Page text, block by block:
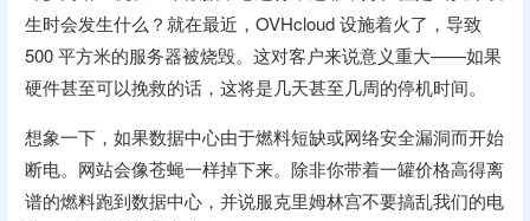
生时会发生什么？就在最近，OVHcloud 设施着火了，导致
500 平方米的服务器被烧毁。这对客户来说意义重大——如果
硬件甚至可以挽救的话，这将是几天甚至几周的停机时间。
想象一下，如果数据中心由于燃料短缺或网络安全漏洞而开始
断电。网站会像苍蝇一样掉下来。除非你带着一罐价格高得离
谱的燃料跑到数据中心，并说服克里姆林宫不要搞乱我们的电